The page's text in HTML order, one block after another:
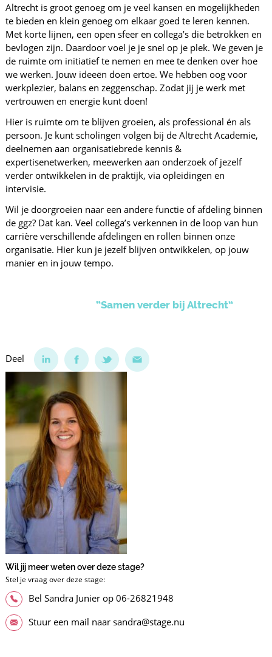
Altrecht is groot genoeg om je veel kansen en mogelijkheden
te bieden en klein genoeg om elkaar goed te leren kennen.
Met korte lijnen, een open sfeer en collega’s die betrokken en
bevlogen zijn. Daardoor voel je je snel op je plek. We geven je
de ruimte om initiatief te nemen en mee te denken over hoe
we werken. Jouw ideeën doen ertoe. We hebben oog voor
werkplezier, balans en zeggenschap. Zodat jij je werk met
vertrouwen en energie kunt doen!
Hier is ruimte om te blijven groeien, als professional én als
persoon. Je kunt scholingen volgen bij de Altrecht Academie,
deelnemen aan organisatiebrede kennis &
expertisenetwerken, meewerken aan onderzoek of jezelf
verder ontwikkelen in de praktijk, via opleidingen en
intervisie.
Wil je doorgroeien naar een andere functie of afdeling binnen
de ggz? Dat kan. Veel collega’s verkennen in de loop van hun
carrière verschillende afdelingen en rollen binnen onze
organisatie. Hier kun je jezelf blijven ontwikkelen, op jouw
manier en in jouw tempo.
“Samen verder bij Altrecht”
Deel
Wil jij meer weten over deze stage?
Stel je vraag over deze stage:
Bel Sandra Junier op 06-26821948
Stuur een mail naar sandra@stage.nu